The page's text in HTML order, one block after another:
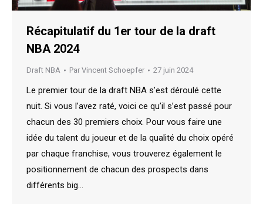
Récapitulatif du 1er tour de la draft
NBA 2024
Draft NBA Par Vincent Schoepfer 27 juin 2024
Le premier tour de la draft NBA s’est déroulé cette
nuit. Si vous l’avez raté, voici ce qu’il s’est passé pour
chacun des 30 premiers choix. Pour vous faire une
idée du talent du joueur et de la qualité du choix opéré
par chaque franchise, vous trouverez également le
positionnement de chacun des prospects dans
différents big…